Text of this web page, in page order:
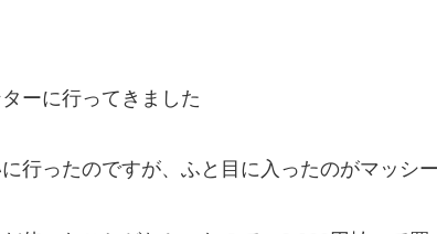
ーに行ってきました
行ったのですが、ふと目に入ったのがマッシ